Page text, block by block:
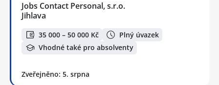
Jobs Contact Personal, s.r.o.
Jihlava
35 000 – 50 000 Kč
Plný úvazek
Vhodné také pro absolventy
Zveřejněno: 5. srpna